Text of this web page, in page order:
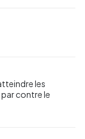
les
par contre le